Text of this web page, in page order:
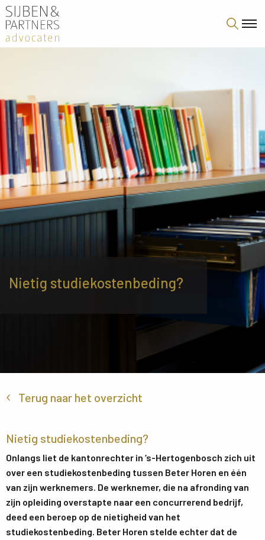
Nietig studiekostenbeding?
Terug naar het overzicht
Nietig studiekostenbeding?
Onlangs liet de kantonrechter in ‘s-Hertogenbosch zich uit
over een studiekostenbeding tussen Beter Horen en één
van zijn werknemers. De werknemer, die na afronding van
zijn opleiding overstapte naar een concurrerend bedrijf,
deed een beroep op de nietigheid van het
studiekostenbeding. Beter Horen stelde echter dat de